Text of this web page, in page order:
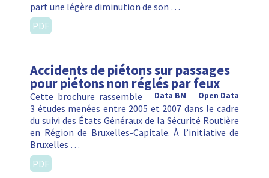
part une légère diminution de son …
PDF
Accidents de piétons sur passages
pour piétons non réglés par feux
Open Data
Data BM
Cette brochure rassemble
3 études menées entre 2005 et 2007 dans le cadre
du suivi des États Généraux de la Sécurité Routière
en Région de Bruxelles-Capitale. À l’initiative de
Bruxelles …
PDF